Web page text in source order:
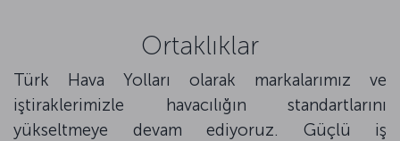
Ortaklıklar
Türk Hava Yolları olarak markalarımız ve
iştiraklerimizle havacılığın standartlarını
yükseltmeye devam ediyoruz. Güçlü iş